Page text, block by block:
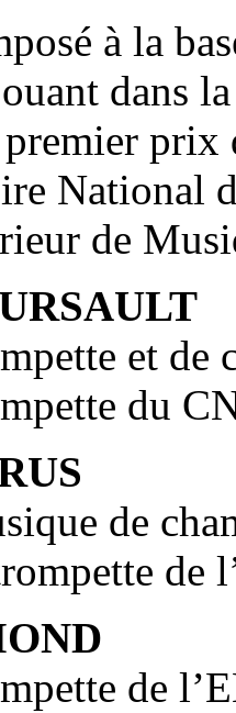
à la
dans
prix
National
de
et de
du
de
de
de